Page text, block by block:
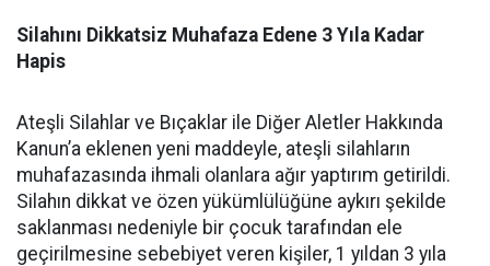
Silahını Dikkatsiz Muhafaza Edene 3 Yıla Kadar
Hapis
Ateşli Silahlar ve Bıçaklar ile Diğer Aletler Hakkında
Kanun’a eklenen yeni maddeyle, ateşli silahların
muhafazasında ihmali olanlara ağır yaptırım getirildi.
Silahın dikkat ve özen yükümlülüğüne aykırı şekilde
saklanması nedeniyle bir çocuk tarafından ele
geçirilmesine sebebiyet veren kişiler, 1 yıldan 3 yıla